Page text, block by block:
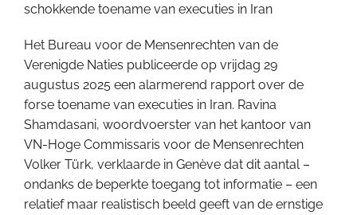
schokkende toename van executies in Iran
Het Bureau voor de Mensenrechten van de
Verenigde Naties publiceerde op vrijdag 29
augustus 2025 een alarmerend rapport over de
forse toename van executies in Iran. Ravina
Shamdasani, woordvoerster van het kantoor van
VN-Hoge Commissaris voor de Mensenrechten
Volker Türk, verklaarde in Genève dat dit aantal –
ondanks de beperkte toegang tot informatie – een
relatief maar realistisch beeld geeft van de ernstige